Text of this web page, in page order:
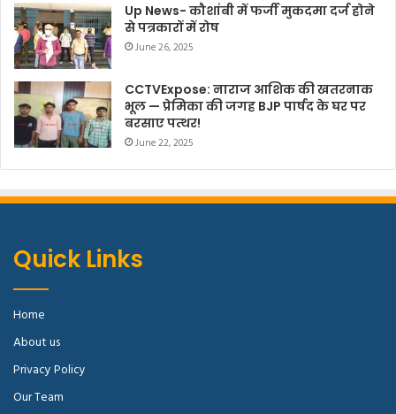
Up News- कौशांबी में फर्जी मुकदमा दर्ज होने
से पत्रकारों में रोष
June 26, 2025
CCTVExpose: नाराज आशिक की खतरनाक
भूल — प्रेमिका की जगह BJP पार्षद के घर पर
बरसाए पत्थर!
June 22, 2025
Quick Links
Home
About us
Privacy Policy
Our Team